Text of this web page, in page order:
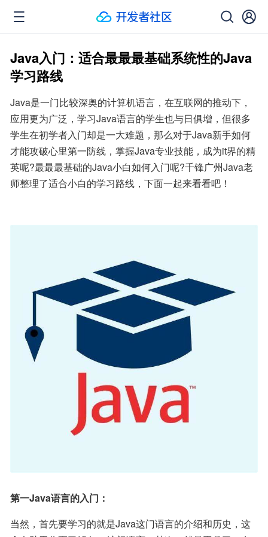
Java入门：适合最最最基础系统性的Java
学习路线
Java是一门比较深奥的计算机语言，在互联网的推动下，
应用更为广泛，学习Java语言的学生也与日俱增，但很多
学生在初学者入门却是一大难题，那么对于Java新手如何
才能攻破心里第一防线，掌握Java专业技能，成为it界的精
英呢?最最最基础的Java小白如何入门呢?千锋广州Java老
师整理了适合小白的学习路线，下面一起来看看吧！
第一Java语言的入门：
当然，首先要学习的就是Java这门语言的介绍和历史，这